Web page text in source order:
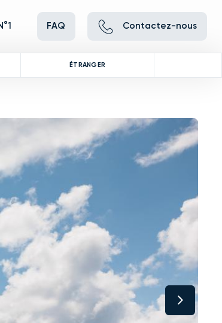
FAQ Contactez-nous
ÉTRANGER
and Next buttons to cycle through all the
or use the preceding thumbnails carousel